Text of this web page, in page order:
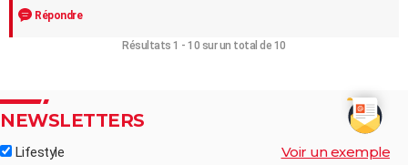
Répondre
Résultats 1 - 10 sur un total de 10
NEWSLETTERS
Lifestyle Voir un exemple